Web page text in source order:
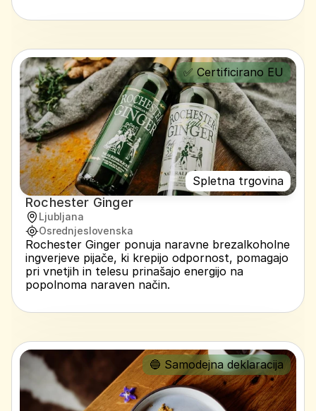
Spletna trgovina
✅ Certificirano EU
Rochester Ginger
Ljubljana
Osrednjeslovenska
Rochester Ginger ponuja naravne brezalkoholne
ingverjeve pijače, ki krepijo odpornost, pomagajo
pri vnetjih in telesu prinašajo energijo na
popolnoma naraven način.
🔵 Samodejna deklaracija